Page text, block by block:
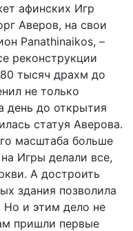
афинских Игр
Аверов, на свои
Panathinaikos, –
реконструкции
тысяч драхм до
не только
день до открытия
статуя Аверова.
масштаба больше
Игры делали все,
А достроить
здания позволила
и этим дело не
пришли первые